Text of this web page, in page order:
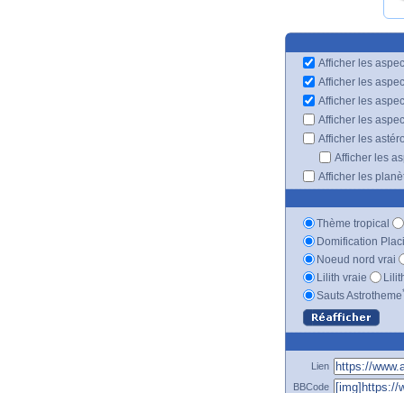
Afficher les
Afficher les
Afficher les
Afficher les
Afficher les
Afficher les
Afficher les
Thème tropical
Domification
Noeud nord vrai
Lilith vraie
Sauts Astrotheme
Lien
BBCode